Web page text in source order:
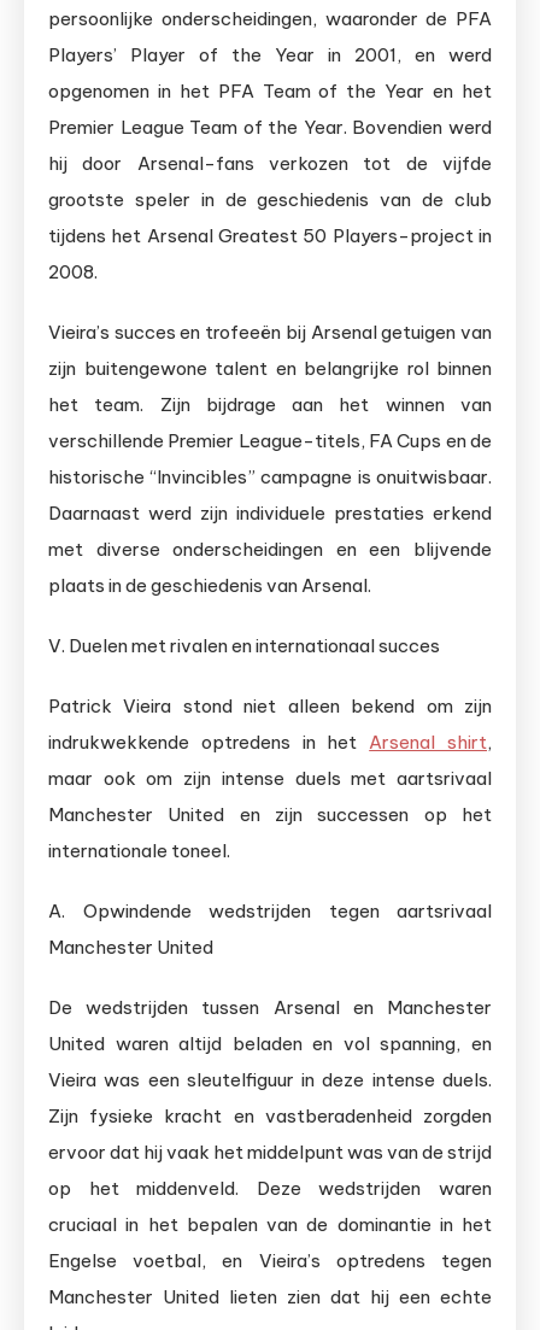
persoonlijke onderscheidingen, waaronder de PFA
Players’ Player of the Year in 2001, en werd
opgenomen in het PFA Team of the Year en het
Premier League Team of the Year. Bovendien werd
hij door Arsenal-fans verkozen tot de vijfde
grootste speler in de geschiedenis van de club
tijdens het Arsenal Greatest 50 Players-project in
2008.
Vieira’s succes en trofeeën bij Arsenal getuigen van
zijn buitengewone talent en belangrijke rol binnen
het team. Zijn bijdrage aan het winnen van
verschillende Premier League-titels, FA Cups en de
historische “Invincibles” campagne is onuitwisbaar.
Daarnaast werd zijn individuele prestaties erkend
met diverse onderscheidingen en een blijvende
plaats in de geschiedenis van Arsenal.
V. Duelen met rivalen en internationaal succes
Patrick Vieira stond niet alleen bekend om zijn
indrukwekkende optredens in hetArsenal shirt,
maar ook om zijn intense duels met aartsrivaal
Manchester United en zijn successen op het
internationale toneel.
A. Opwindende wedstrijden tegen aartsrivaal
Manchester United
De wedstrijden tussen Arsenal en Manchester
United waren altijd beladen en vol spanning, en
Vieira was een sleutelfiguur in deze intense duels.
Zijn fysieke kracht en vastberadenheid zorgden
ervoor dat hij vaak het middelpunt was van de strijd
op het middenveld. Deze wedstrijden waren
cruciaal in het bepalen van de dominantie in het
Engelse voetbal, en Vieira’s optredens tegen
Manchester United lieten zien dat hij een echte